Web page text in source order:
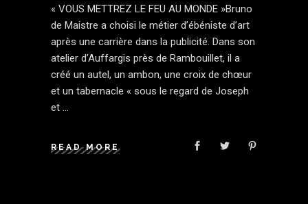
« VOUS METTREZ LE FEU AU MONDE »Bruno
de Maistre a choisi le métier d’ébéniste d’art
après une carrière dans la publicité. Dans son
atelier d’Auffargis près de Rambouillet, il a
créé un autel, un ambon, une croix de chœur
et un tabernacle « sous le regard de Joseph
et
READ MORE